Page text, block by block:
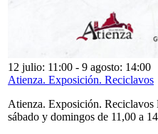
12 julio: 11:00 - 9 agosto: 14:00
Atienza. Exposición. Reciclavos
Atienza. Exposición.
sábado y domingos de 11,00 a